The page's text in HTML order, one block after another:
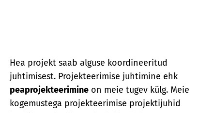
Hea projekt saab alguse koordineeritud
juhtimisest. Projekteerimise juhtimine ehk
peaprojekteerimine on meie tugev külg. Meie
kogemustega projekteerimise projektijuhid